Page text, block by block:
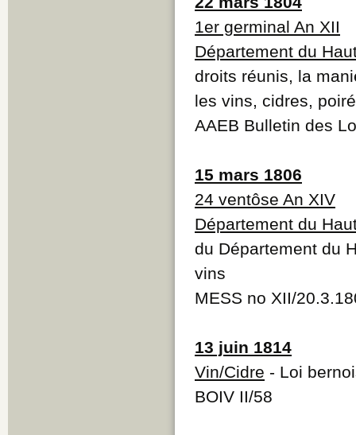
1er germinal An XII
Département du
droits réunis, la
les vins, cidres,
AAEB Bulletin des
15 mars 1806
24 ventôse An XIV
Département du
du Département du
vins
MESS no XII/
13 juin 1814
Vin/Cidre - Loi
BOIV II/58